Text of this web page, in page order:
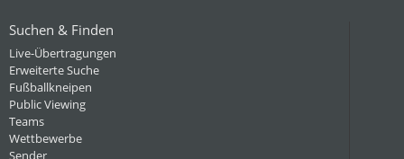
Suchen & Finden
Live-Übertragungen
Erweiterte Suche
Fußballkneipen
Public Viewing
Teams
Wettbewerbe
Sender